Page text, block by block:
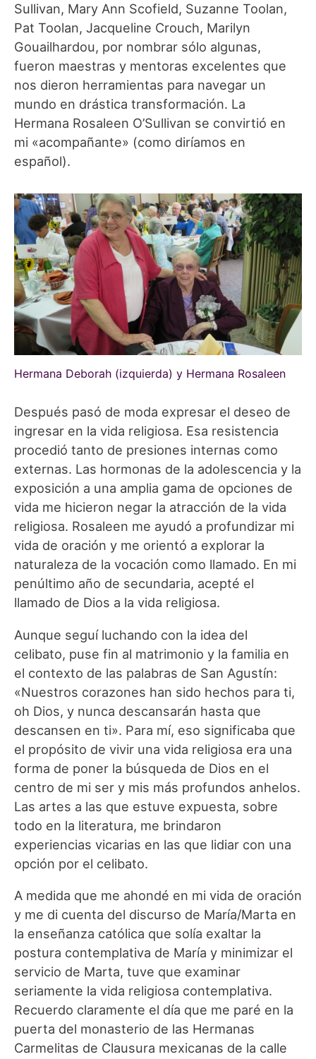
Sullivan, Mary Ann Scofield, Suzanne Toolan,
Pat Toolan, Jacqueline Crouch, Marilyn
Gouailhardou, por nombrar sólo algunas,
fueron maestras y mentoras excelentes que
nos dieron herramientas para navegar un
mundo en drástica transformación. La
Hermana Rosaleen O’Sullivan se convirtió en
mi «acompañante» (como diríamos en
español).
Hermana Deborah (izquierda) y Hermana Rosaleen
Después pasó de moda expresar el deseo de
ingresar en la vida religiosa. Esa resistencia
procedió tanto de presiones internas como
externas. Las hormonas de la adolescencia y la
exposición a una amplia gama de opciones de
vida me hicieron negar la atracción de la vida
religiosa. Rosaleen me ayudó a profundizar mi
vida de oración y me orientó a explorar la
naturaleza de la vocación como llamado. En mi
penúltimo año de secundaria, acepté el
llamado de Dios a la vida religiosa.
Aunque seguí luchando con la idea del
celibato, puse fin al matrimonio y la familia en
el contexto de las palabras de San Agustín:
«Nuestros corazones han sido hechos para ti,
oh Dios, y nunca descansarán hasta que
descansen en ti». Para mí, eso significaba que
el propósito de vivir una vida religiosa era una
forma de poner la búsqueda de Dios en el
centro de mi ser y mis más profundos anhelos.
Las artes a las que estuve expuesta, sobre
todo en la literatura, me brindaron
experiencias vicarias en las que lidiar con una
opción por el celibato.
A medida que me ahondé en mi vida de oración
y me di cuenta del discurso de María/Marta en
la enseñanza católica que solía exaltar la
postura contemplativa de María y minimizar el
servicio de Marta, tuve que examinar
seriamente la vida religiosa contemplativa.
Recuerdo claramente el día que me paré en la
puerta del monasterio de las Hermanas
Carmelitas de Clausura mexicanas de la calle